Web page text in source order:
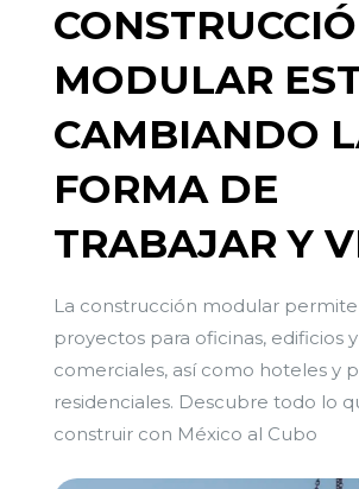
MODULAR
CAMBIANDO
FORMA DE
TRABAJAR Y
La construcción modular
proyectos para oficinas, edificios
comerciales, así como hoteles y
residenciales. Descubre todo lo
construir con México al Cubo